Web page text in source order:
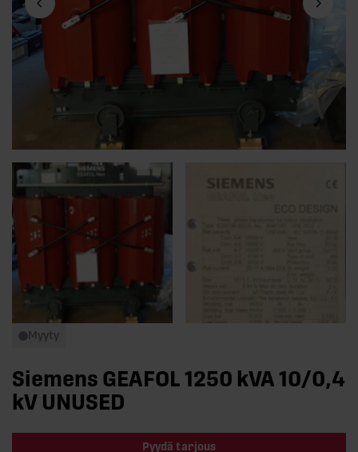
Edellinen dia
Myyty
Siemens GEAFOL 1250 kVA 10/0,4
kV UNUSED
Pyydä tarjous